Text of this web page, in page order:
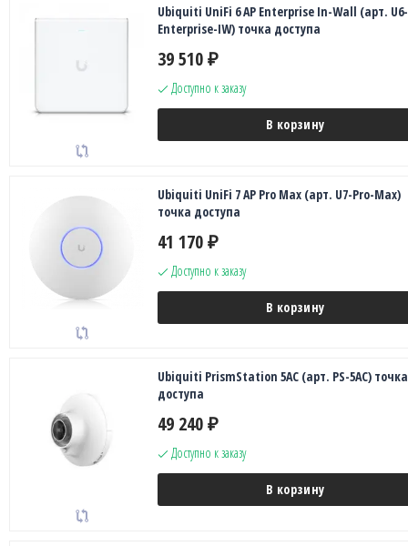
Ubiquiti UniFi 6 AP Enterprise In-Wall (арт. U6-
Enterprise-IW) точка доступа
39 510 ₽
Доступно к заказу
В корзину
Ubiquiti UniFi 7 AP Pro Max (арт. U7-Pro-Max)
точка доступа
41 170 ₽
Доступно к заказу
В корзину
Ubiquiti PrismStation 5AC (арт. PS-5AC) точка
доступа
49 240 ₽
Доступно к заказу
В корзину